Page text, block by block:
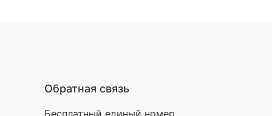
Обратная связь
Бесплатный единый номер